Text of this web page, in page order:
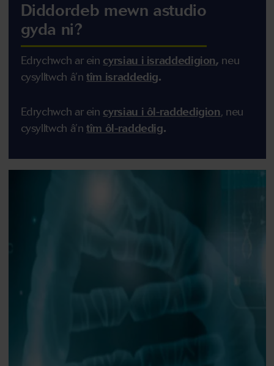
Diddordeb mewn astudio
gyda ni?
Edrychwch ar ein cyrsiau i israddedigion, neu
cysylltwch â’n tîm israddedig.
Edrychwch ar ein cyrsiau i ôl-raddedigion, neu
cysylltwch â’n tîm ôl-raddedig.